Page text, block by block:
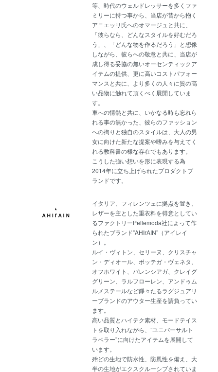
等、時代のウェルドレッサーを多くファ
ミリーに持つ事から、当店が昔から抱く
アニエッリ氏へのオマージュと共に、
「彼らなら、どんなスタイルを好むだろ
う」、「どんな物を作るだろう」と想像
しながら、彼らへの敬意と共に、当店が
成し得る妥協の無いオーセンティックア
イテムの提供、更に高いコストパフォー
マンスと共に、より多くの人々に質の高
い品物に触れて頂くべく展開していま
す。
車への情熱と共に、いかなる時も忘れら
れる事の無かった、彼らのファッション
への拘りと独自のスタイルは、大人の男
女に向けた新たな提案や嗜みを与えてく
れる教科書の様な存在でもあります。
こうした強い想いを形に表現する為
2014年に立ち上げられたプロダクトブ
ランドです。
イタリア、フィレンツェに拠点を置き、
レザーを主とした重衣料を得意としてい
るファクトリーPellemoda社によって作
られたブランド”AHIrAIN”（アイレイ
ン）。
ルイ・ヴィトン、セリーヌ、クリスチャ
ン・ディオール、ボッテガ・ヴェネタ、
オフホワイト、バレンシアガ、クレイグ
グリーン、ラルフローレン、アンドゥム
ルメステールなど錚々たるラグジュアリ
ーブランドのアウター生産を請負ってい
ます。
高い品質とハイテク素材、モードテイス
トを取り入れながら、”ユニバーサルト
ラベラー”に向けたアイテムを展開して
います。
殆どの生地で防水性、防風性を備え、大
半の生地がエクスクルーシブされていま